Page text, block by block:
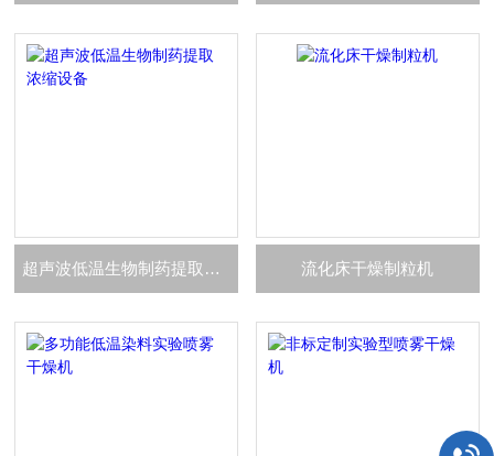
超声波低温生物制药提取浓缩设备 流化床干燥制粒机